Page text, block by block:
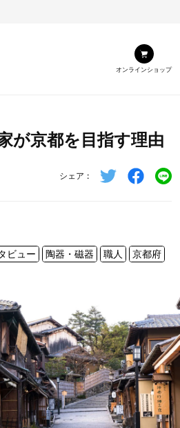
オンラインショップ
が京都を目指す理由
シェア
ビュー 陶器・磁器 職人 京都府